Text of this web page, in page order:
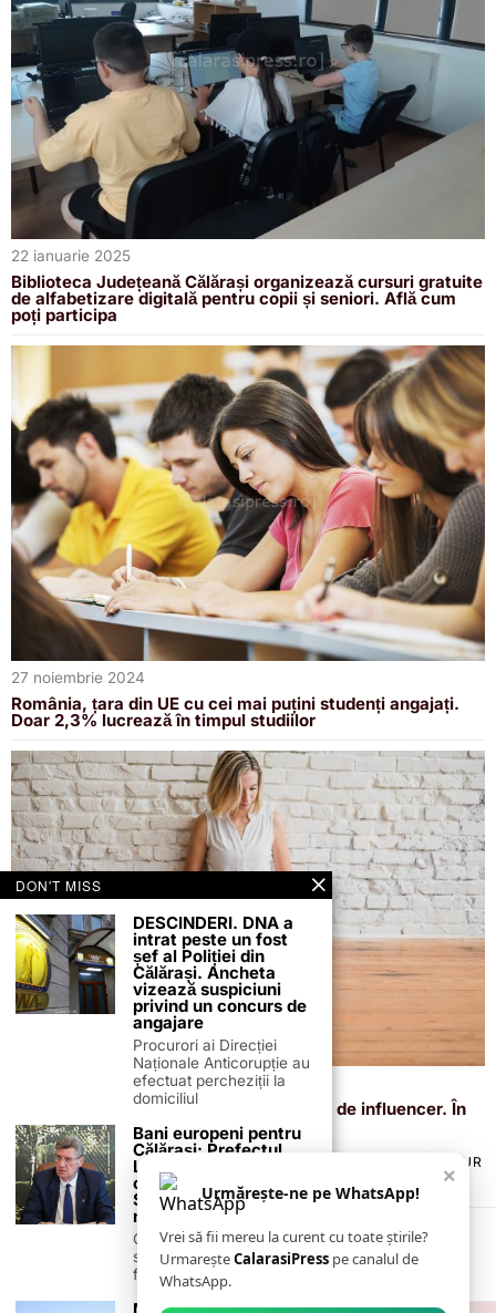
22 ianuarie 2025
Biblioteca Județeană Călărași organizează cursuri gratuite
de alfabetizare digitală pentru copii și seniori. Află cum
poți participa
27 noiembrie 2024
România, țara din UE cu cei mai puțini studenți angajați.
Doar 2,3% lucrează în timpul studiilor
22 octombrie 2024
O Universitate din Irlanda oferă diplome de influencer. În
ce constă programul de studii
TERMENI ȘI CONDIȚII
POLITICA DE ANULARE & RETUR
PUBLICITATE ONLINE & TIPĂRITĂ
CONTACT
ZIARUL ANUNȚUL CĂLĂRĂȘEAN
×
Urmărește-ne pe WhatsApp!
Vrei să fii mereu la curent cu toate știrile?
UrmareșteCalarasiPress pe canalul de
WhatsApp.
DON'T MISS
DESCINDERI. DNA a
intrat peste un fost
șef al Poliției din
Călărași. Ancheta
vizează suspiciuni
privind un concurs de
angajare
Procurori ai Direcției
Naționale Anticorupție au
efectuat percheziții la
domiciliul
Bani europeni pentru
Călărași: Prefectul
Laurențiu State anunță
colaborarea cu ADR
Sud-Muntenia pentru
noi finanțări
Călărașul se pregătește
să intre pe harta
finanțărilor europene, cu